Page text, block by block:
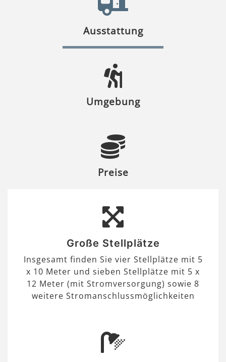
Ausstattung
Umgebung
Preise
Große Stellplätze
Insgesamt finden Sie vier Stellplätze mit 5
x 10 Meter und sieben Stellplätze mit 5 x
12 Meter (mit Stromversorgung) sowie 8
weitere Stromanschlussmöglichkeiten